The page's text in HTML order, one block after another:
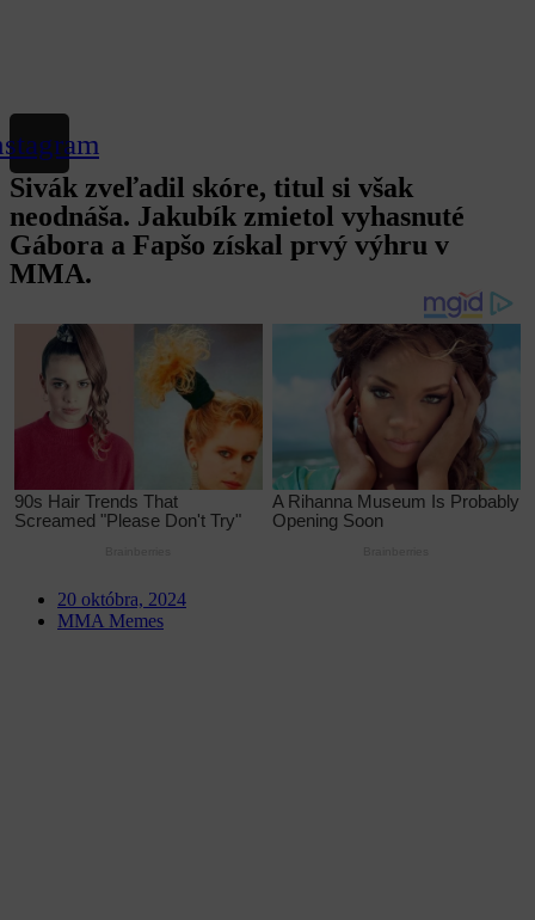
Sivák zveľadil skóre, titul si však
neodnáša. Jakubík zmietol vyhasnuté
Gábora a Fapšo získal prvý výhru v
MMA.
20 októbra, 2024
MMA Memes